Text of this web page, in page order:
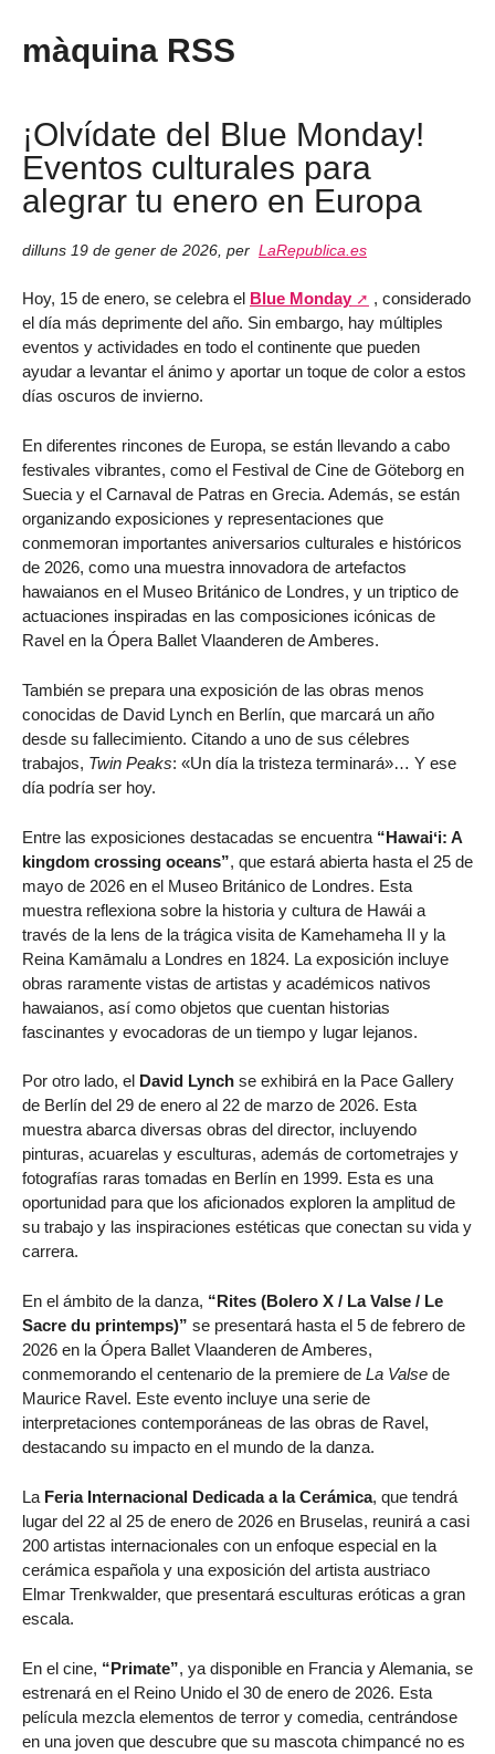
màquina RSS
¡Olvídate del Blue Monday!
Eventos culturales para
alegrar tu enero en Europa
dilluns 19 de gener de 2026 per LaRepublica.es
Hoy, 15 de enero, se celebra el Blue Monday
, considerado
el día más deprimente del año. Sin embargo, hay múltiples
eventos y actividades en todo el continente que pueden
ayudar a levantar el ánimo y aportar un toque de color a estos
días oscuros de invierno.
En diferentes rincones de Europa, se están llevando a cabo
festivales vibrantes, como el Festival de Cine de Göteborg en
Suecia y el Carnaval de Patras en Grecia. Además, se están
organizando exposiciones y representaciones que
conmemoran importantes aniversarios culturales e históricos
de 2026, como una muestra innovadora de artefactos
hawaianos en el Museo Británico de Londres, y un triptico de
actuaciones inspiradas en las composiciones icónicas de
Ravel en la Ópera Ballet Vlaanderen de Amberes.
También se prepara una exposición de las obras menos
conocidas de David Lynch en Berlín, que marcará un año
desde su fallecimiento. Citando a uno de sus célebres
trabajos, Twin Peaks: «Un día la tristeza terminará»… Y ese
día podría ser hoy.
Entre las exposiciones destacadas se encuentra “Hawaiʻi: A
kingdom crossing oceans”, que estará abierta hasta el 25 de
mayo de 2026 en el Museo Británico de Londres. Esta
muestra reflexiona sobre la historia y cultura de Hawái a
través de la lens de la trágica visita de Kamehameha II y la
Reina Kamāmalu a Londres en 1824. La exposición incluye
obras raramente vistas de artistas y académicos nativos
hawaianos, así como objetos que cuentan historias
fascinantes y evocadoras de un tiempo y lugar lejanos.
Por otro lado, el David Lynch se exhibirá en la Pace Gallery
de Berlín del 29 de enero al 22 de marzo de 2026. Esta
muestra abarca diversas obras del director, incluyendo
pinturas, acuarelas y esculturas, además de cortometrajes y
fotografías raras tomadas en Berlín en 1999. Esta es una
oportunidad para que los aficionados exploren la amplitud de
su trabajo y las inspiraciones estéticas que conectan su vida y
carrera.
En el ámbito de la danza, “Rites (Bolero X / La Valse / Le
Sacre du printemps)” se presentará hasta el 5 de febrero de
2026 en la Ópera Ballet Vlaanderen de Amberes,
conmemorando el centenario de la premiere de La Valse de
Maurice Ravel. Este evento incluye una serie de
interpretaciones contemporáneas de las obras de Ravel,
destacando su impacto en el mundo de la danza.
La Feria Internacional Dedicada a la Cerámica, que tendrá
lugar del 22 al 25 de enero de 2026 en Bruselas, reunirá a casi
200 artistas internacionales con un enfoque especial en la
cerámica española y una exposición del artista austriaco
Elmar Trenkwalder, que presentará esculturas eróticas a gran
escala.
En el cine, “Primate”, ya disponible en Francia y Alemania, se
estrenará en el Reino Unido el 30 de enero de 2026. Esta
película mezcla elementos de terror y comedia, centrándose
en una joven que descubre que su mascota chimpancé no es